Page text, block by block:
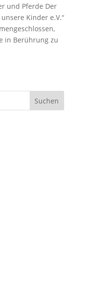
und Pferde Der
Kinder e.V.“
in Berührung zu